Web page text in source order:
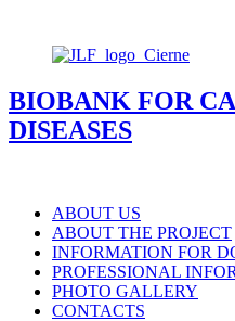
BIOBANK FOR
DISEASES
ABOUT US
ABOUT THE PROJECT
INFORMATION FOR
PROFESSIONAL
PHOTO GALLERY
CONTACTS